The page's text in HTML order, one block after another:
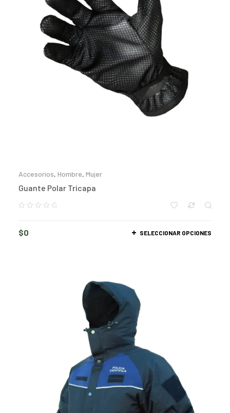
Accesorios, Hombre, Mujer
Guante Polar Tricapa
$0 SELECCIONAR OPCIONES